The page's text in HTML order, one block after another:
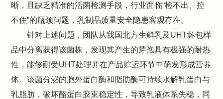
晰，且缺乏精准的活菌检测手段，行业面临“检不出、控
不住”的瓶颈问题，乳制品质量安全隐患客观存在。
针对上述问题，团队从我国北方生鲜乳及UHT坏包样
品中分离获得该菌株，发现其产生的芽孢具有极强的耐热
性，能够耐受UHT处理并在产品贮运环节中萌发形成营养
体。该菌分泌的胞外蛋白酶和脂肪酶可持续水解乳蛋白与
乳脂肪，破坏酪蛋白胶束稳定性，导致乳液体系失稳，同